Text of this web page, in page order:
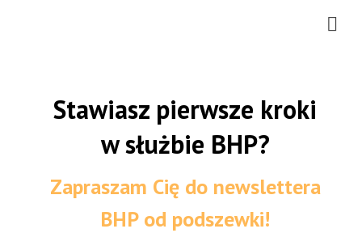
Stawiasz pierwsze kroki
w służbie BHP?
Zapraszam Cię do newslettera
BHP od podszewki!